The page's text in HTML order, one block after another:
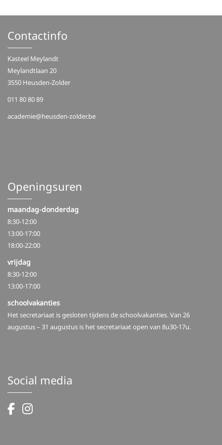
Contactinfo
Kasteel Meylandt
Meylandtlaan 20
3550 Heusden-Zolder
011 80 80 89
academie@heusden-zolder.be
Openingsuren
maandag-donderdag
8:30-12:00
13:00-17:00
18:00-22:00
vrijdag
8:30-12:00
13:00-17:00
schoolvakanties
Het secretariaat is gesloten tijdens de schoolvakanties. Van 26
augustus – 31 augustus is het secretariaat open van 8u30-17u.
Social media